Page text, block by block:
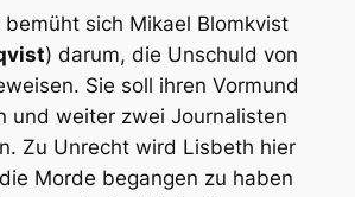
sich Mikael Blomkvist
) darum, die Unschuld von
Sie soll ihren Vormund
und weiter zwei Journalisten
Zu Unrecht wird Lisbeth hier
Morde begangen zu haben